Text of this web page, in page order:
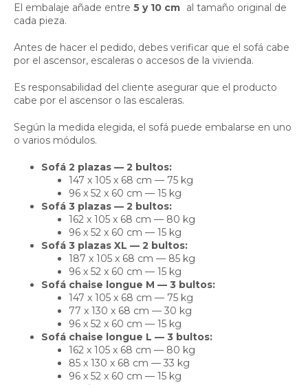
El embalaje añade entre 5 y 10 cm al tamaño original de
cada pieza.
Antes de hacer el pedido, debes verificar que el sofá cabe
por el ascensor, escaleras o accesos de la vivienda.
Es responsabilidad del cliente asegurar que el producto
cabe por el ascensor o las escaleras.
Según la medida elegida, el sofá puede embalarse en uno
o varios módulos.
Sofá 2 plazas — 2 bultos:
147 x 105 x 68 cm — 75 kg
96 x 52 x 60 cm — 15 kg
Sofá 3 plazas — 2 bultos:
162 x 105 x 68 cm — 80 kg
96 x 52 x 60 cm — 15 kg
Sofá 3 plazas XL — 2 bultos:
187 x 105 x 68 cm — 85 kg
96 x 52 x 60 cm — 15 kg
Sofá chaise longue M — 3 bultos:
147 x 105 x 68 cm — 75 kg
77 x 130 x 68 cm — 30 kg
96 x 52 x 60 cm — 15 kg
Sofá chaise longue L — 3 bultos:
162 x 105 x 68 cm — 80 kg
85 x 130 x 68 cm — 33 kg
96 x 52 x 60 cm — 15 kg